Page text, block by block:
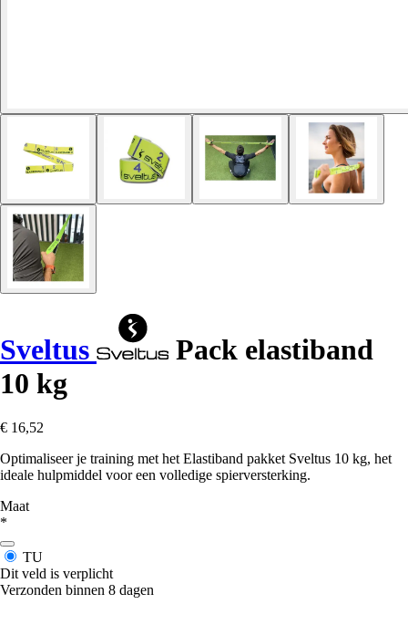
Sveltus
Pack elastiband
10 kg
€ 16,52
Optimaliseer je training met het Elastiband pakket Sveltus 10 kg, het
ideale hulpmiddel voor een volledige spierversterking.
Maat
*
TU
Dit veld is verplicht
Verzonden binnen 8 dagen